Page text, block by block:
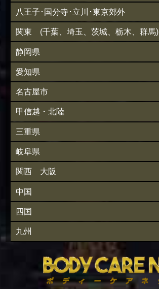
八王子･国分寺･立川･東京郊外
関東 (千葉、埼玉、茨城、栃木、群馬)
静岡県
愛知県
名古屋市
甲信越・北陸
三重県
岐阜県
関西 大阪
中国
四国
九州